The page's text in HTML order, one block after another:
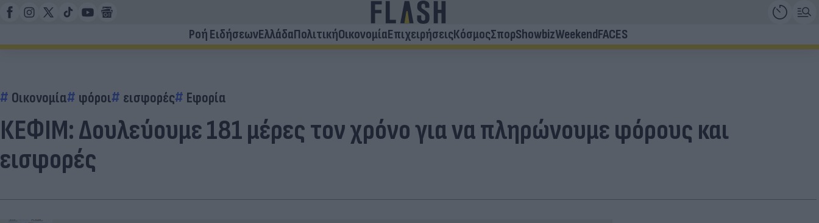
Ροή ΕιδήσεωνΕλλάδαΠολιτικήΟικονομίαΕπιχειρήσειςΚόσμοςΣπορShowbizWeekendFACES
Οικονομία φόροι εισφορές Εφορία
ΚΕΦΙΜ: Δουλεύουμε 181 μέρες τον χρόνο για να πληρώνουμε φόρους και
εισφορές